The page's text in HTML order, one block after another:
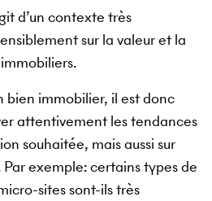
d’un contexte très
sur la valeur et la
bien immobilier, il est donc
attentivement les tendances
souhaitée, mais aussi sur
exemple: certains types de
sites sont-ils très